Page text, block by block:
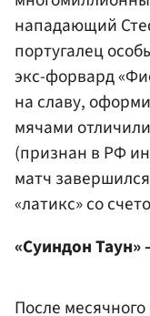
нападающий
португалец
экс-форвард
на славу,
мячами
(признан в РФ
матч
«латикс» со
«Суиндон
После